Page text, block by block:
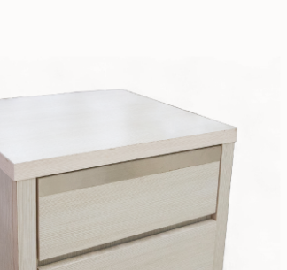
石碇、坪
以上：免運費
以下：NT$500元
以上：免運費
以下：NT$500元
卓蘭鎮、
非一般快速到貨商品，無法指定特定時間送
貨，以節省您的寶貴時間。
法配送至百貨公司內部。
於商品完成出貨15個工作天另行寄出，另外